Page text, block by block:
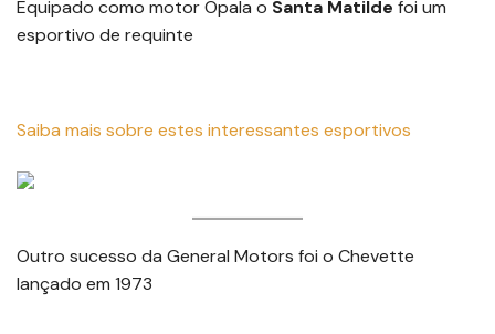
Equipado como motor Opala o Santa Matilde foi um
esportivo de requinte
Saiba mais sobre estes interessantes esportivos
Outro sucesso da General Motors foi o Chevette
lançado em 1973